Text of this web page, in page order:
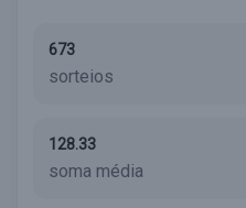
673
sorteios
128.33
soma média